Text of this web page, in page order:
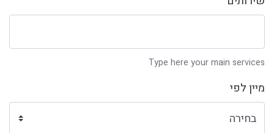
Type here your main services
מיין לפי